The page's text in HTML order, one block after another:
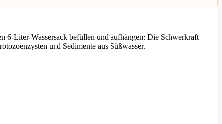
Liter-Wassersack befüllen und aufhängen: Die Schwerkraft
und Sedimente aus Süßwasser.